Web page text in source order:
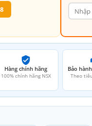
Hàng chính hãng
100% chính hãng NSX
Bảo
Theo